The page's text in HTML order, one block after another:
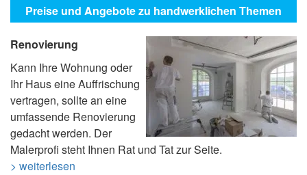
Preise und Angebote zu handwerklichen Themen
Renovierung
Kann Ihre Wohnung oder
Ihr Haus eine Auffrischung
vertragen, sollte an eine
umfassende Renovierung
gedacht werden. Der
Malerprofi steht Ihnen Rat und Tat zur Seite.
> weiterlesen